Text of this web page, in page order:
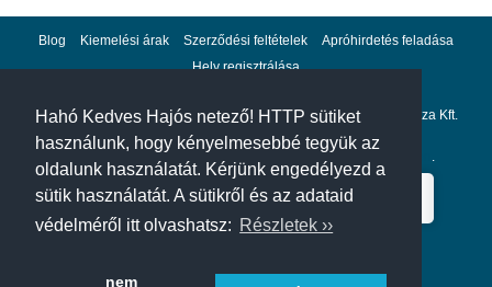
Hahó Kedves Hajós netező! HTTP sütiket
használunk, hogy kényelmesebbé tegyük az
oldalunk használatát. Kérjünk engedélyezd a
sütik használatát. A sütikről és az adataid
védelméről itt olvashatsz: Részletek ››
nem
Blog Kiemelési árak Szerződési feltételek
Apróhirdetés feladása
Hely regisztrálása
Adatvédelem Impresszum A hahohajo.hu kiadója a GlobalPlaza Kft.
A hahohajo.hu online bankkártyás fizetési partnere az .